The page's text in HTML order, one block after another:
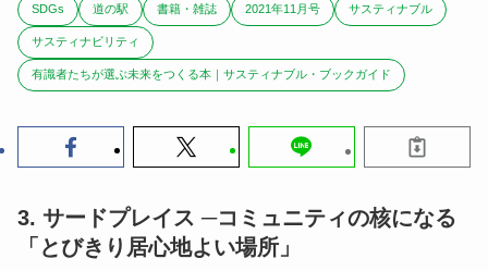
SDGs 道の駅 書籍・雑誌 2021年11月号 サスティナブル
サスティナビリティ
有識者たちが選ぶ未来をつくる本｜サスティナブル・ブックガイド
3. サードプレイス ─コミュニティの核になる
「とびきり居心地よい場所」